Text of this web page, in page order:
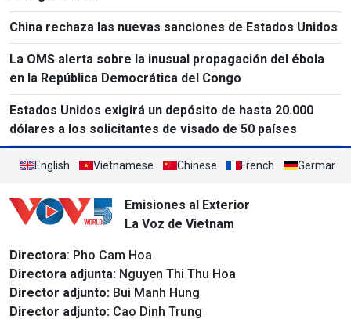
China rechaza las nuevas sanciones de Estados Unidos
La OMS alerta sobre la inusual propagación del ébola
en la República Democrática del Congo
Estados Unidos exigirá un depósito de hasta 20.000
dólares a los solicitantes de visado de 50 países
English Vietnamese Chinese French German
Emisiones al Exterior
La Voz de Vietnam
Directora: Pho Cam Hoa
Directora adjunta: Nguyen Thi Thu Hoa
Director adjunto: Bui Manh Hung
Director adjunto: Cao Dinh Trung